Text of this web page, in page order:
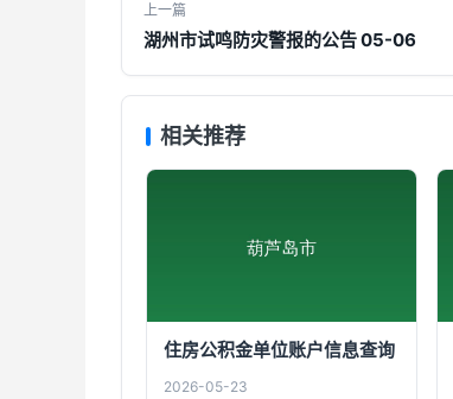
上一篇
湖州市试鸣防灾警报的公告 05-06
相关推荐
住房公积金单位账户信息查询
2026-05-23